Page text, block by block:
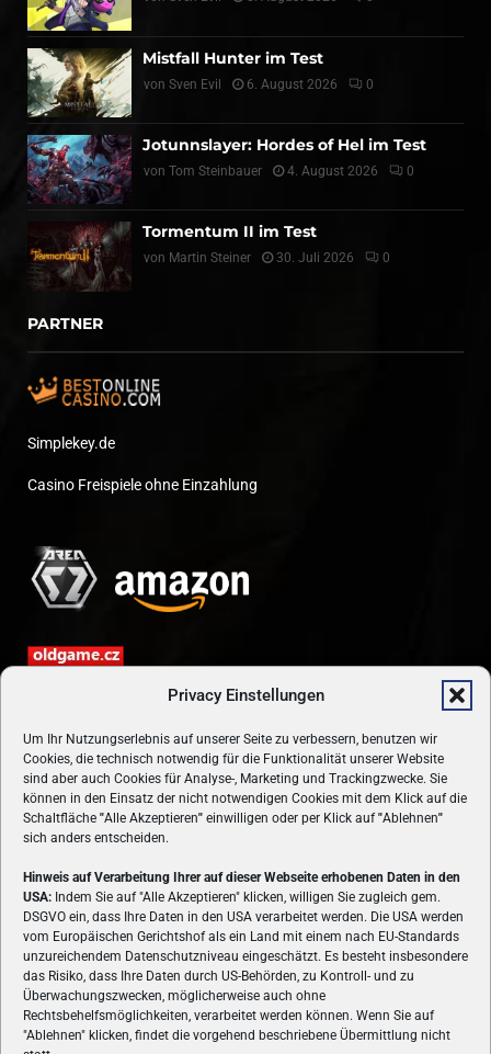
Privacy Einstellungen
Um Ihr Nutzungserlebnis auf unserer Seite zu verbessern, benutzen wir
Cookies, die technisch notwendig für die Funktionalität unserer Website
sind aber auch Cookies für Analyse-, Marketing und Trackingzwecke. Sie
können in den Einsatz der nicht notwendigen Cookies mit dem Klick auf die
Schaltfläche "Alle Akzeptieren" einwilligen oder per Klick auf"Ablehnen"
sich anders entscheiden.
Hinweis auf Verarbeitung Ihrer auf dieser Webseite erhobenen Daten in den
USA: Indem Sie auf "Alle Akzeptieren" klicken, willigen Sie zugleich gem.
DSGVO ein, dass Ihre Daten in den USA verarbeitet werden. Die USA werden
vom Europäischen Gerichtshof als ein Land mit einem nach EU-Standards
unzureichendem Datenschutzniveau eingeschätzt. Es besteht insbesondere
das Risiko, dass Ihre Daten durch US-Behörden, zu Kontroll- und zu
Überwachungszwecken, möglicherweise auch ohne
Rechtsbehelfsmöglichkeiten, verarbeitet werden können. Wenn Sie auf
"Ablehnen" klicken, findet die vorgehend beschriebene Übermittlung nicht
Mistfall Hunter im Test
von Sven Evil 6. August 2026 0
Jotunnslayer: Hordes of Hel im Test
von Tom Steinbauer 4. August 2026 0
Tormentum II im Test
von Martin Steiner 30. Juli 2026 0
PARTNER
Simplekey.de
Casino Freispiele ohne Einzahlung
ÜBER UNS
VON GAMERN, FÜR GAMER! Gamers.at ist das älteste Online-
Spielemagazin Österreichs und bringt täglich aktuelle News,
Reviews und Videos zu PC- und Konsolenspielen, Gaming-
Hardware und aus der Welt des e-Sport's.